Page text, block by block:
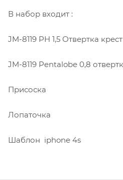
В набор входит :
JM-8119 PH 1,5 Отвертка крест
JM-8119 Pentalobe 0,8
Присоска
Лопаточка
Шаблон iphone 4s